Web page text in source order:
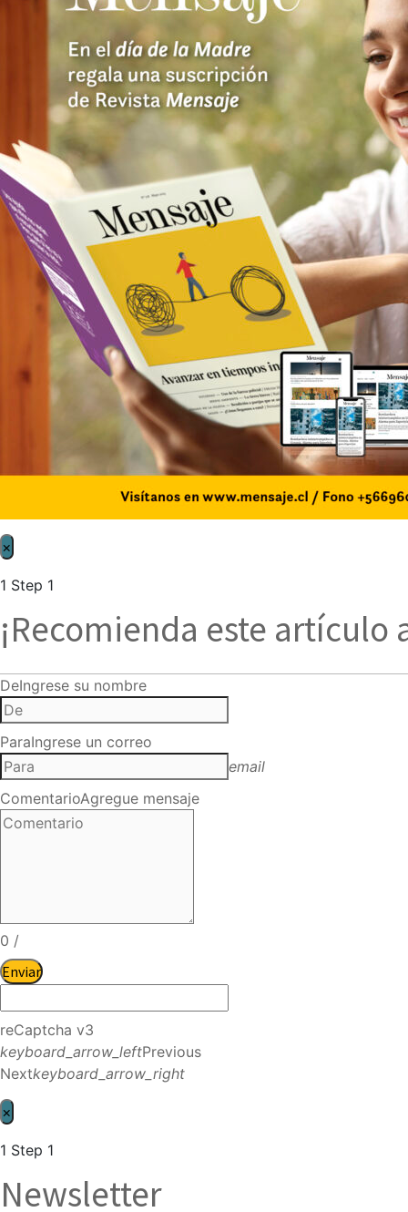
×
1 Step 1
¡Recomienda este artículo
DeIngrese su nombre
ParaIngrese un correo
email
ComentarioAgregue mensaje
0 /
Enviar
reCaptcha v3
keyboard_arrow_leftPrevious
Nextkeyboard_arrow_right
×
1 Step 1
Newsletter